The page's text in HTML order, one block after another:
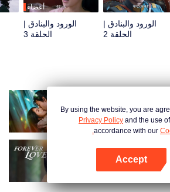
الورود والبنادق |
الحلقة 2
أعضاء
الورود والبنادق |
الحلقة 3
By using the website, you are
Privacy Policy and the use
accordance with our
Accept